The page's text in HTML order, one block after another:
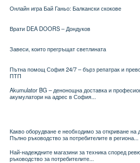
Онлайн игра Бай Ганьо: Балкански скокове
Врати DEA DOORS – Дондуков
Завеси, които прегръщат светлината
Пътна помощ София 24/7 – бърз репатрак и
ПТП
Akumulator BG – денонощна доставка и
акумулатори на адрес в София...
Какво оборудване е необходимо за откриване на
Пълно ръководство за потребителите в региона...
Най-надеждните магазини за техника според
ръководство за потребителите...